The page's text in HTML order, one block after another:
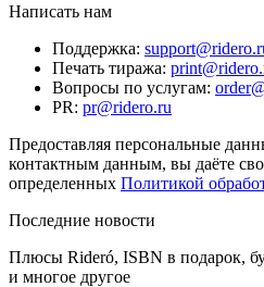
Написать нам
Поддержка:
Печать тиража:
Вопросы по услугам:
PR: pr@ridero.ru
Предоставляя персональные
контактным данным, вы даёте
определенных Политикой
Последние новости
Плюсы Rideró, ISBN в подарок,
и многое другое